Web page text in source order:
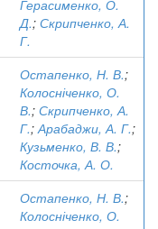
Герасименко, О.
Д.; Скрипченко, А.
Г.
Остапенко, Н. В.;
Колосніченко, О.
В.; Скрипченко, А.
Г.;Арабаджи, А. Г.;
Кузьменко, В. В.;
Косточка, А. О.
Остапенко, Н. В.;
Колосніченко, О.